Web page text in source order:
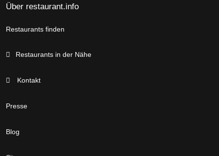
Über restaurant.info
Restaurants finden
Restaurants in der Nähe
Kontakt
Presse
Blog